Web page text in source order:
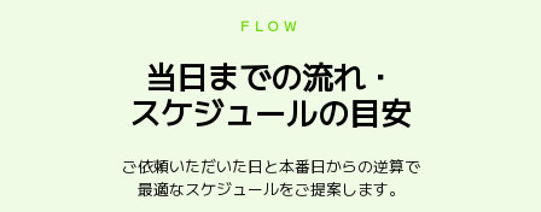
FLOW
当日までの流れ・
スケジュールの目安
ご依頼いただいた日と本番日からの逆算で
最適なスケジュールをご提案します。